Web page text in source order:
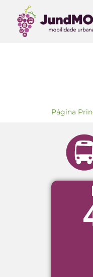
Página